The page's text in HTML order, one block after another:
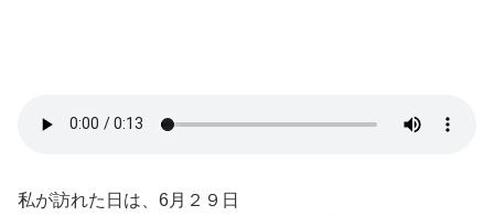
私が訪れた日は、6月２９日